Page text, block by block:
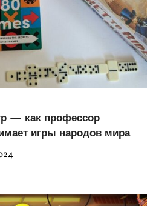
— как профессор
игры народов мира